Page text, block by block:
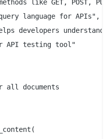
like GET, POST,
language for APIs",
developers understand
API testing tool"
all documents